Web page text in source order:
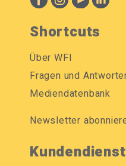
Shortcuts
Über WFI
Fragen und
Mediendatenbank
Newsletter
Kundendienst